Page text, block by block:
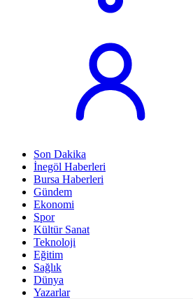
Son Dakika
İnegöl Haberleri
Bursa Haberleri
Gündem
Ekonomi
Spor
Kültür Sanat
Teknoloji
Eğitim
Sağlık
Dünya
Yazarlar